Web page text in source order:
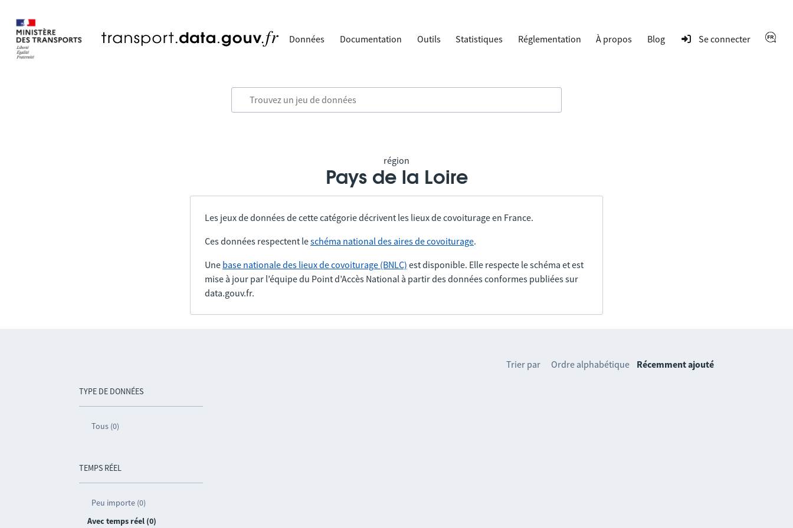
Données Documentation Outils Statistiques Réglementation À propos Blog Se connecter
région
Pays de la Loire
Les jeux de données de cette catégorie décrivent les lieux de covoiturage en France.
Ces données respectent leschéma national des aires de covoiturage.
Une base nationale des lieux de covoiturage (BNLC) est disponible. Elle respecte le schéma et est
mise à jour par l’équipe du Point d’Accès National à partir des données conformes publiées sur
data.gouv.fr.
TYPE DE DONNÉES
Tous (0)
TEMPS RÉEL
Peu importe (0)
Avec temps réel (0)
Trier par Ordre alphabétique Récemment ajouté